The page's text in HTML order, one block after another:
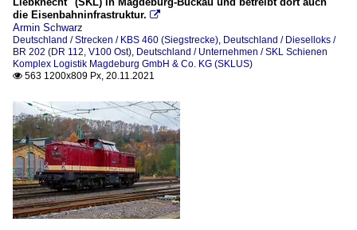
die Eisenbahninfrastruktur. 
Armin Schwarz
Deutschland / Strecken / KBS 460 (Siegstrecke) Deutschland / Dieselloks /
BR 202 (DR 112, V100 Ost) Deutschland / Unternehmen / SKL Schienen
Komplex Logistik Magdeburg GmbH & Co. KG (SKLUS)
 563 1200x809 Px, 20.11.2021